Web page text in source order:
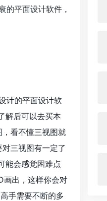
的平面设计软件，
计的平面设计软
解后可以去买本
看不懂三视图就
三视图有一定了
能会感觉困难点
画出，这样你会对
手需要不断的多